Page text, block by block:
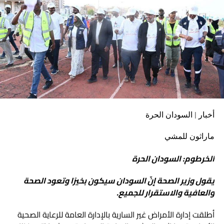
السكني والمرافق الحيوية والخدمية والاستراتيجية بالإمداد
الكهربائي، كما اطمأن على الجهود الجارية لإصلاح العطل في سد
مروي، خاصةً وأنّ الاسبيرات الخاصة بتصليح هذه الأعطال قد
وصلت إلى البلاد وكل الفرق الفنية جاهزة لتقديم الخدمة
المطلوبة.
أخبار | السودان الحرة
ماراثون للمشي
الخرطوم: السودان الحرة
يقول وزير الصحة إنّ السودان سيكون بخيرًا وتعود الصحة
والعافية والاستقرار للجميع.
أطلقت إدارة الأمراض غير السارية بالإدارة العامة للرعاية الصحية